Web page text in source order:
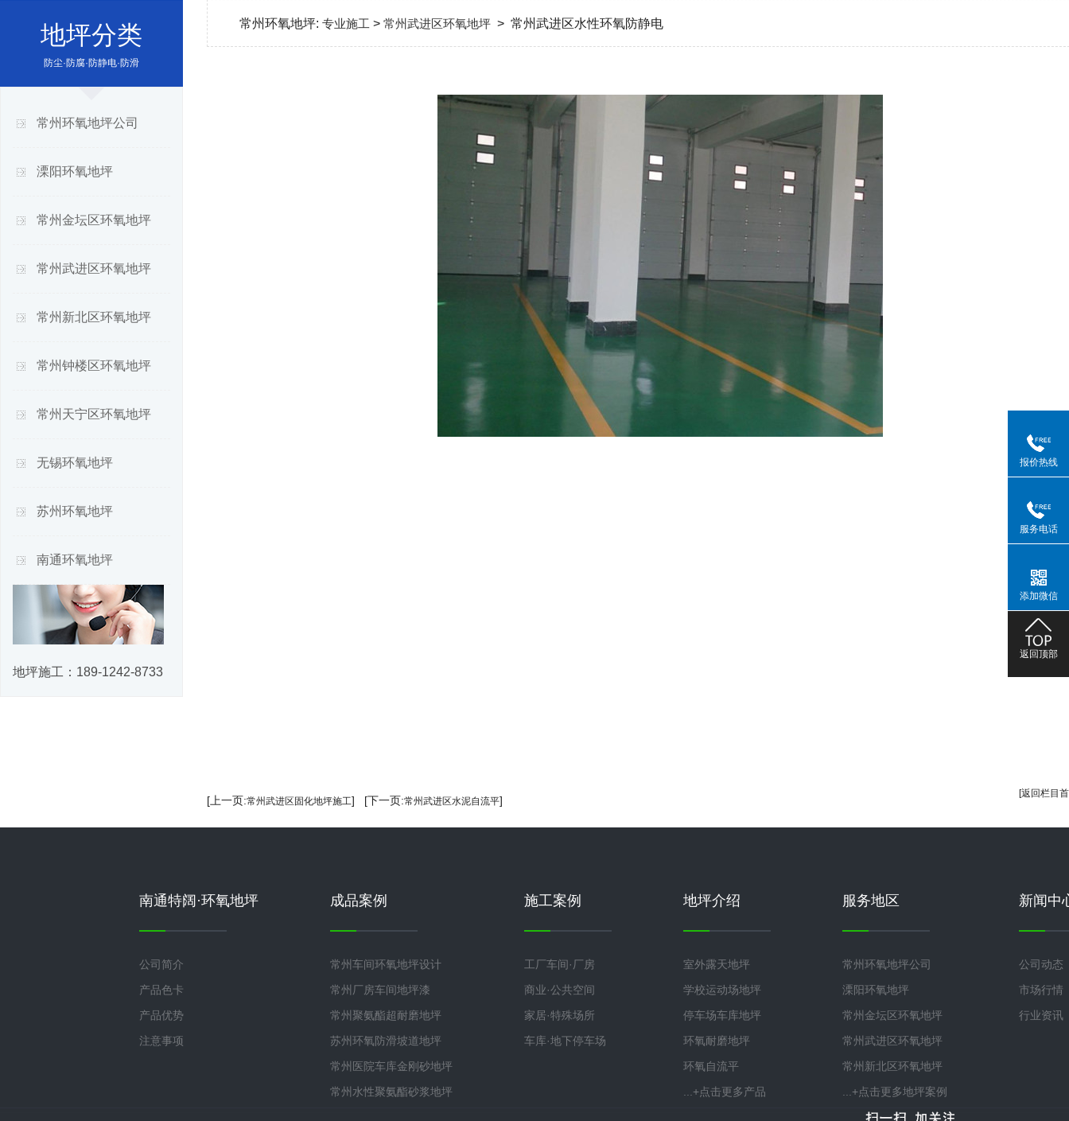
地坪分类
防尘·防腐·防静电·防滑
常州环氧地坪公司
溧阳环氧地坪
常州金坛区环氧地坪
常州武进区环氧地坪
常州新北区环氧地坪
常州钟楼区环氧地坪
常州天宁区环氧地坪
无锡环氧地坪
苏州环氧地坪
南通环氧地坪
地坪施工： 189-1242-8733
常州环氧地坪: 专业施工 > 常州武进区环氧地坪 > 常州武进区水性环氧防静电
[返回栏目
[上一页:常州武进区固化地坪施工] [下一页:常州武进区水泥自流平]
南通特阔·环氧地坪
公司简介
产品色卡
产品优势
注意事项
成品案例
常州车间环氧地坪设计
常州厂房车间地坪漆
常州聚氨酯超耐磨地坪
苏州环氧防滑坡道地坪
常州医院车库金刚砂地坪
常州水性聚氨酯砂浆地坪
施工案例
工厂车间·厂房
商业·公共空间
家居·特殊场所
车库·地下停车场
地坪介绍
室外露天地坪
学校运动场地坪
停车场车库地坪
环氧耐磨地坪
环氧自流平
...+点击更多产品
服务地区
常州环氧地坪公司
溧阳环氧地坪
常州金坛区环氧地坪
常州武进区环氧地坪
常州新北区环氧地坪
...+点击更多地坪案例
新闻中
公司动态
市场行情
行业资讯
报价热线
服务电话
添加微信
返回顶部